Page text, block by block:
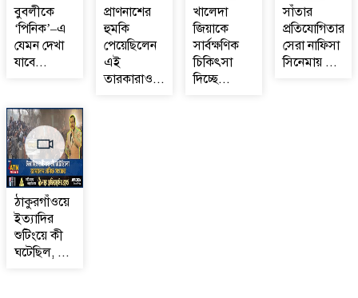
বুবলীকে
‘পিনিক’–এ
যেমন দেখা
যাবে...
প্রাণনাশের
হুমকি
পেয়েছিলেন
এই
তারকারাও...
খালেদা
জিয়াকে
সার্বক্ষণিক
চিকিৎসা
দিচ্ছে...
সাঁতার
প্রতিযোগিতার
সেরা নাফিসা
সিনেমায় ...
ঠাকুরগাঁওয়ে
ইত্যাদির
শুটিংয়ে কী
ঘটেছিল, ...